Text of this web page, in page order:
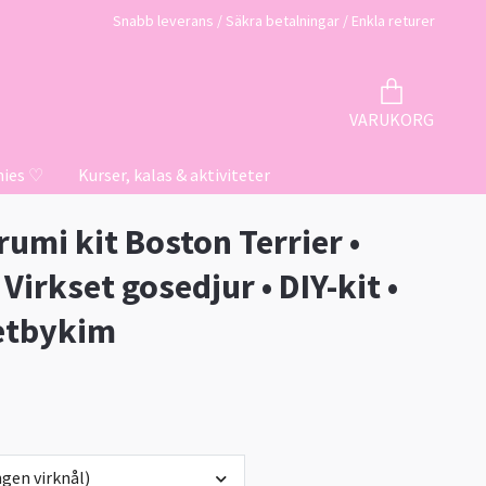
Snabb leverans / Säkra betalningar / Enkla returer
VARUKORG
♡ Kurser, kalas & aktiviteter
kit Boston Terrier •
Virkset gosedjur • DIY-kit •
virknål)